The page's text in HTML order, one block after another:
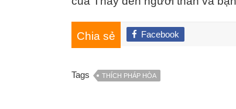
Chia sẻ Facebook
Tags THÍCH PHÁP HÒA